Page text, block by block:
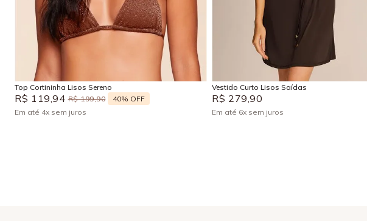
M G GG
Top Cortininha Lisos Sereno
R$ 119,94 R$ 199,90 40% OFF
Em até 4x sem juros
P
Adicionar na sacola
Vestido Curto Lisos Saídas
R$ 279,90
Em até 6x sem juros